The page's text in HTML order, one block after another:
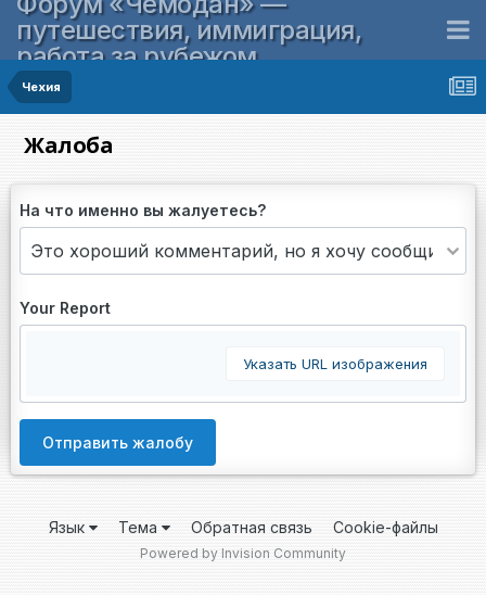
путешествия, иммиграция,
работа за рубежом
Чехия
Жалоба
На что именно вы жалуетесь?
Your Report
Указать URL изображения
Отправить жалобу
Язык Тема Обратная связь Cookie-файлы
Powered by Invision Community